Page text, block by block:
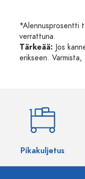
*Alennusprosentti
verrattuna.
Tärkeää: Jos
erikseen.
Pikakuljetus